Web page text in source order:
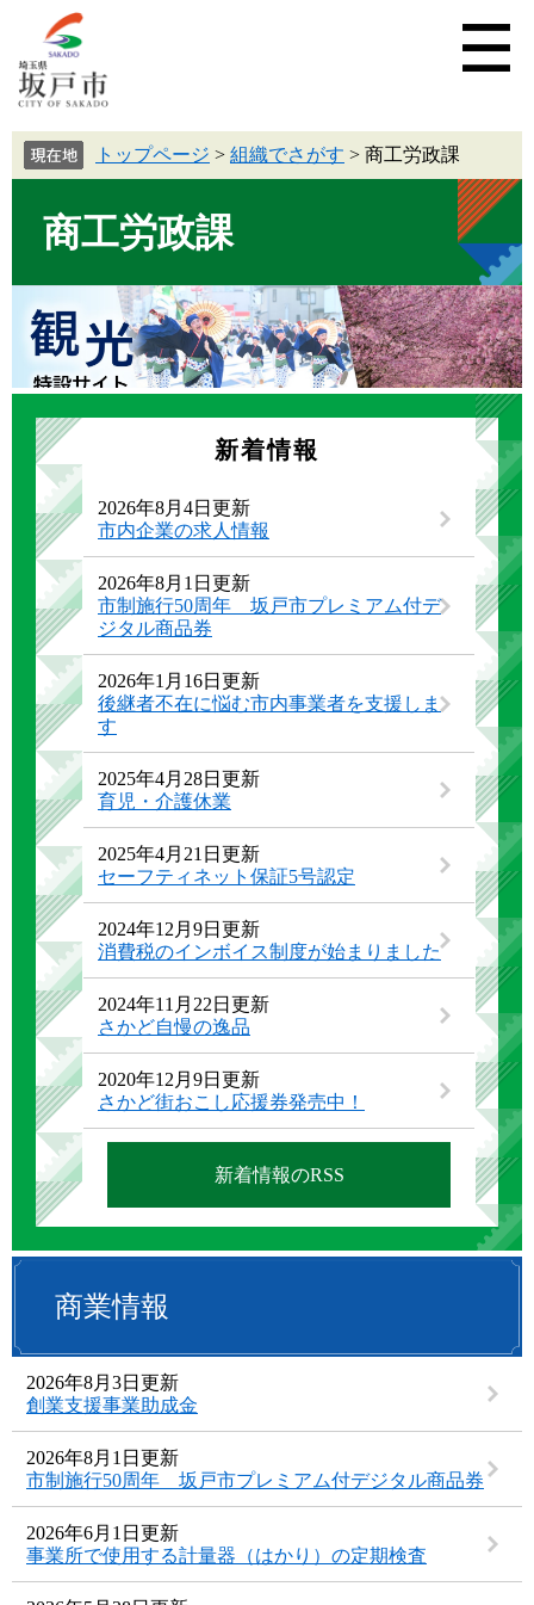
トップページ > 組織でさがす > 商工労政課
商工労政課
新着情報
2026年8月4日更新
市内企業の求人情報
2026年8月1日更新
市制施行50周年 坂戸市プレミアム付デ
ジタル商品券
2026年1月16日更新
後継者不在に悩む市内事業者を支援しま
す
2025年4月28日更新
育児・介護休業
2025年4月21日更新
セーフティネット保証5号認定
2024年12月9日更新
消費税のインボイス制度が始まりました
2024年11月22日更新
さかど自慢の逸品
2020年12月9日更新
さかど街おこし応援券発売中！
新着情報のRSS
商業情報
2026年8月3日更新
創業支援事業助成金
2026年8月1日更新
市制施行50周年 坂戸市プレミアム付デジタル商品券
2026年6月1日更新
事業所で使用する計量器（はかり）の定期検査